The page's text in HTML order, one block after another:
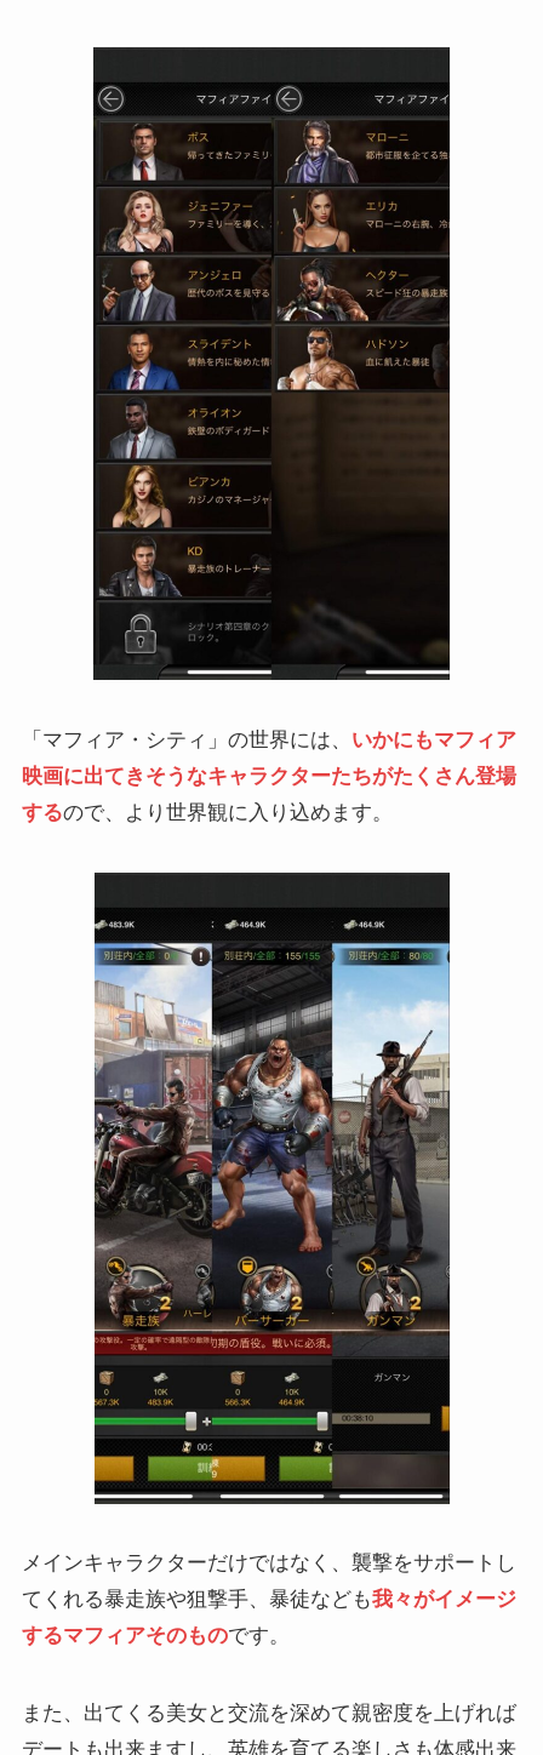
「マフィア・シティ」の世界には、 いかにもマフィア
映画に出てきそうなキャラクターたちがたくさん登場
するので、より世界観に入り込めます。
メインキャラクターだけではなく、襲撃をサポートし
てくれる暴走族や狙撃手、暴徒なども我々がイメージ
するマフィアそのものです。
また、出てくる美女と交流を深めて親密度を上げれば
デートも出来ますし、英雄を育てる楽しさも体感出来